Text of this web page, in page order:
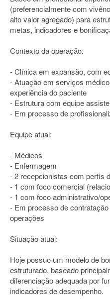
(preferencialmente com
alto valor agregado) para
metas, indicadores e
Contexto da operação:
- Clínica em expansão, com
- Atuação em serviços
experiência do paciente
- Estrutura com equipe
- Em processo de
Equipe atual:
- Médicos
- Enfermagem
- 2 recepcionistas com perfis
- 1 com foco comercial
- 1 com foco administrativo/
- Em processo de
operações
Situação atual:
Hoje possuo um modelo de
estruturado, baseado
diferenciação adequada por
indicadores de desempenho.